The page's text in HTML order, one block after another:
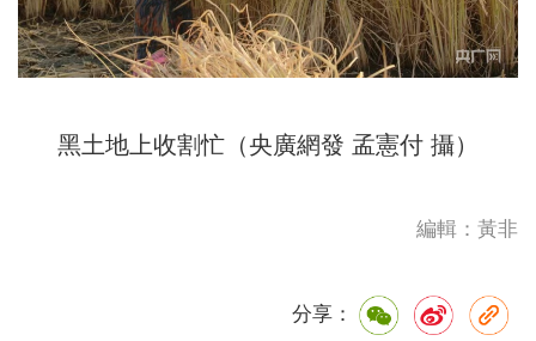
黑土地上收割忙（央廣網發 孟憲付 攝）
編輯：黃非
分享：